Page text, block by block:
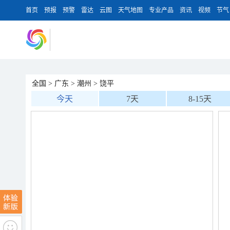
首页 预报 预警 雷达 云图 天气地图 专业产品 资讯 视频 节气
全国 > 广东 > 潮州 > 饶平
今天 7天 8-15天